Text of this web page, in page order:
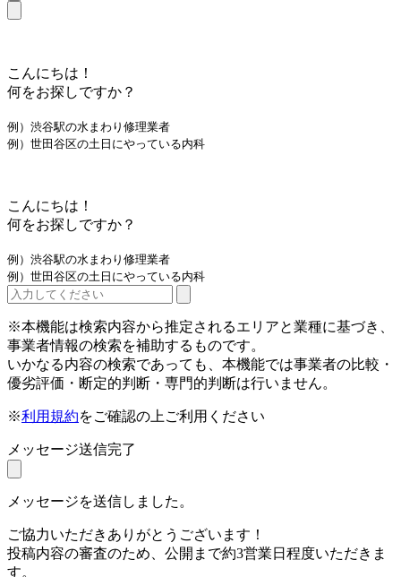
こんにちは！
何をお探しですか？
例）渋谷駅の水まわり修理業者
例）世田谷区の土日にやっている内科
こんにちは！
何をお探しですか？
例）渋谷駅の水まわり修理業者
例）世田谷区の土日にやっている内科
※本機能は検索内容から推定されるエリアと業種に基づき、
事業者情報の検索を補助するものです。
いかなる内容の検索であっても、本機能では事業者の比較・
優劣評価・断定的判断・専門的判断は行いません。
※利用規約をご確認の上ご利用ください
メッセージ送信完了
メッセージを送信しました。
ご協力いただきありがとうございます！
投稿内容の審査のため、公開まで約3営業日程度いただきま
す。